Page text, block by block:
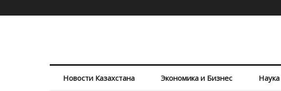
Новости Казахстана Экономика и Бизнес